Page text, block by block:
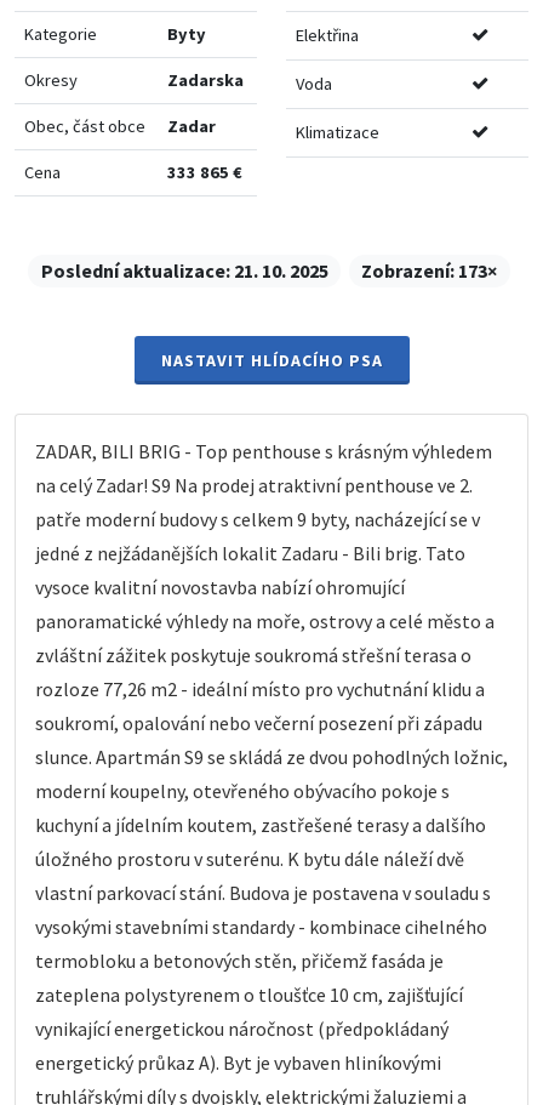
Kategorie Byty
Okresy Zadarska
Obec, část obce Zadar
Cena 333 865 €
Elektřina
Voda
Klimatizace
Poslední aktualizace: 21. 10. 2025 Zobrazení: 173×
NASTAVIT HLÍDACÍHO PSA
ZADAR, BILI BRIG - Top penthouse s krásným výhledem
na celý Zadar! S9 Na prodej atraktivní penthouse ve 2.
patře moderní budovy s celkem 9 byty, nacházející se v
jedné z nejžádanějších lokalit Zadaru - Bili brig. Tato
vysoce kvalitní novostavba nabízí ohromující
panoramatické výhledy na moře, ostrovy a celé město a
zvláštní zážitek poskytuje soukromá střešní terasa o
rozloze 77,26 m2 - ideální místo pro vychutnání klidu a
soukromí, opalování nebo večerní posezení při západu
slunce. Apartmán S9 se skládá ze dvou pohodlných ložnic,
moderní koupelny, otevřeného obývacího pokoje s
kuchyní a jídelním koutem, zastřešené terasy a dalšího
úložného prostoru v suterénu. K bytu dále náleží dvě
vlastní parkovací stání. Budova je postavena v souladu s
vysokými stavebními standardy - kombinace cihelného
termobloku a betonových stěn, přičemž fasáda je
zateplena polystyrenem o tloušťce 10 cm, zajišťující
vynikající energetickou náročnost (předpokládaný
energetický průkaz A). Byt je vybaven hliníkovými
truhlářskými díly s dvojskly, elektrickými žaluziemi a